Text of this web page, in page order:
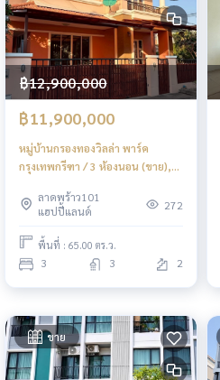
฿12,900,000
฿11,900,000
หมู่บ้านกรองทองวิลล่า พาร์ค
กรุงเทพกรีฑา / 3 ห้องนอน (ขาย),
Krungthep Kreetha / 3
Bedrooms (FOR SALE) BZD164
ลาดพร้าว101
แฮปปี้แลนด์
272
พื้นที่ : 65.00 ตร.ว.
3 3 2
ขาย